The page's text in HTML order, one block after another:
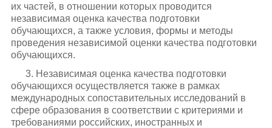
их частей, в отношении которых проводится
независимая оценка качества подготовки
обучающихся, а также условия, формы и методы
проведения независимой оценки качества подготовки
обучающихся.
3. Независимая оценка качества подготовки
обучающихся осуществляется также в рамках
международных сопоставительных исследований в
сфере образования в соответствии с критериями и
требованиями российских, иностранных и